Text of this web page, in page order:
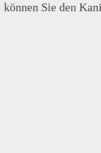
können Sie den